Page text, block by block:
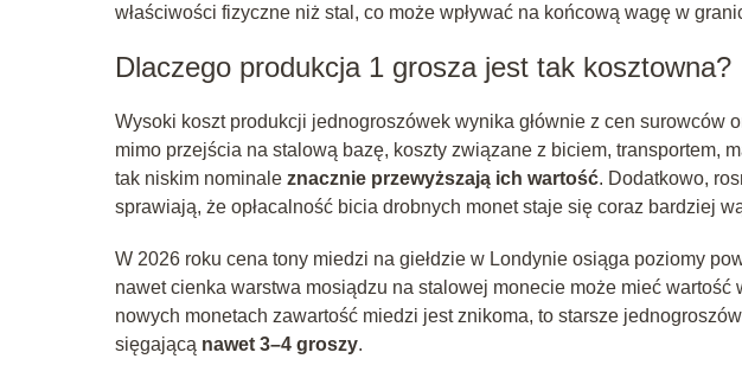
właściwości fizyczne niż stal, co może wpływać na końcową wagę w
Dlaczego produkcja 1 grosza jest tak kosztowna?
Wysoki koszt produkcji jednogroszówek wynika głównie z cen surowców
mimo przejścia na stalową bazę, koszty związane z biciem, transportem,
tak niskim nominale znacznie przewyższają ich wartość. Dodatkowo,
sprawiają, że opłacalność bicia drobnych monet staje się coraz bardziej
W 2026 roku cena tony miedzi na giełdzie w Londynie osiąga poziomy
nawet cienka warstwa mosiądzu na stalowej monecie może mieć
nowych monetach zawartość miedzi jest znikoma, to starsze
sięgającą nawet 3–4 groszy.